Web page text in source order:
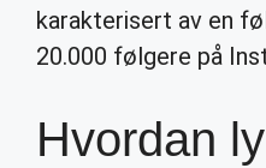
karakterisert av en
20.000 følgere på
Hvordan